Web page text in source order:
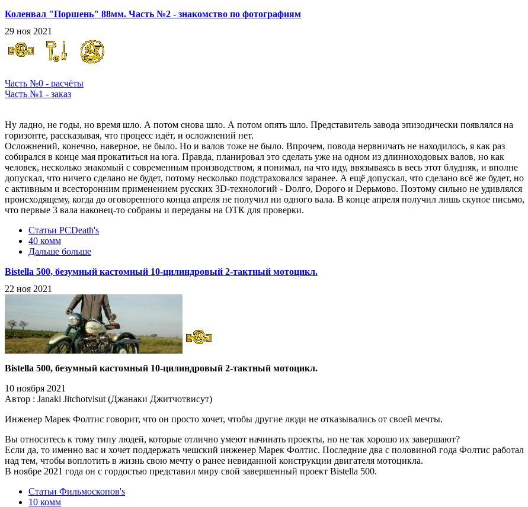
Коленвал "Поршень" 88мм. Часть №2 - знакомство по фотографиям
29 ноя 2021
Часть №0 - расчёты
Часть №1 - заказ
Ну ладно, не годы, но время шло. А потом снова шло. А потом опять шло. Представитель завода эпизодически появлялся на
горизонте, рассказывая, что процесс идёт, и осложнений нет.
Осложнений, конечно, наверное, не было. Но и валов тоже не было. Впрочем, повода нервничать не находилось, я как раз
собирался в конце мая прокатиться на юга. Правда, планировал это сделать уже на одном из длинноходовых валов, но как
человек, несколько знакомый с современным производством, я понимал, на что иду, ввязываясь в весь этот блудняк, и вполне
допускал, что ничего сделано не будет, потому несколько подстраховался заранее. А ещё допускал, что сделано всё же будет, но
с активным и всесторонним применением русских 3D-технологий - Dолго, Dорого и Dерьмово. Поэтому сильно не удивлялся
происходящему, когда до оговоренного конца апреля не получил ни одного вала. В конце апреля получил лишь скупое письмо,
что первые 3 вала наконец-то собраны и переданы на ОТК для проверки.
Статьи PCDeath's
40 комм
Дальше больше
Bistella 500, безумный кастомный 10-цилиндровый 2-тактный мотоцикл.
22 ноя 2021
Bistella 500, безумный кастомный 10-цилиндровый 2-тактный мотоцикл.
10 ноября 2021
Автор : Janaki Jitchotvisut (Джанаки Джитчотвисут)
Инженер Марек Фолтис говорит, что он просто хочет, чтобы другие люди не отказывались от своей мечты.
Вы относитесь к тому типу людей, которые отлично умеют начинать проекты, но не так хорошо их завершают?
Если да, то именно вас и хочет поддержать чешский инженер Марек Фолтис. Последние два с половиной года Фолтис работал
над тем, чтобы воплотить в жизнь свою мечту о ранее невиданной конструкции двигателя мотоцикла.
В ноябре 2021 года он с гордостью представил миру свой завершенный проект Bistella 500.
Статьи Фильмоскопов's
10 комм